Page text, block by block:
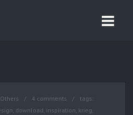
Others 4 comments
tags:
, download, inspiration, krieg,